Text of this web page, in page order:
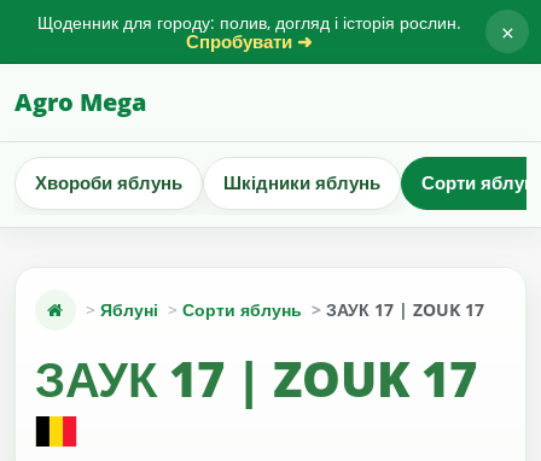
Щоденник для городу: полив, догляд і історія рослин.
Спробувати ➜ ×
Agro Mega
Хвороби яблунь Шкідники яблунь Сорти
Яблуні Сорти яблунь ЗАУК 17 | ZOUK 17
ЗАУК 17 | ZOUK 17